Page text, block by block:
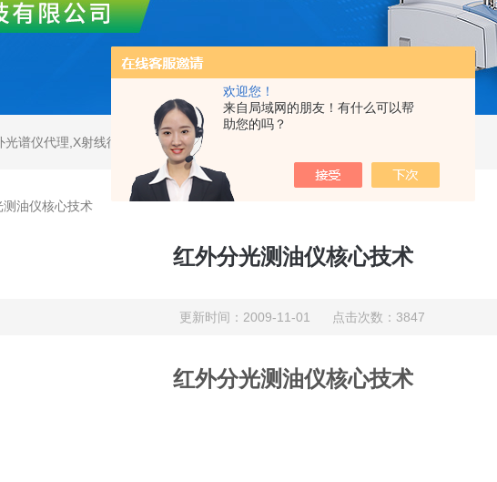
欢迎您！
来自局域网的朋友！有什么可以帮
助您的吗？
光谱仪代理 X射线衍射仪 马尔文帕纳科激光粒度仪
测油仪核心技术
红外分光测油仪核心技术
更新时间：2009-11-01 点击次数：3847
红外分光测油仪核心技术